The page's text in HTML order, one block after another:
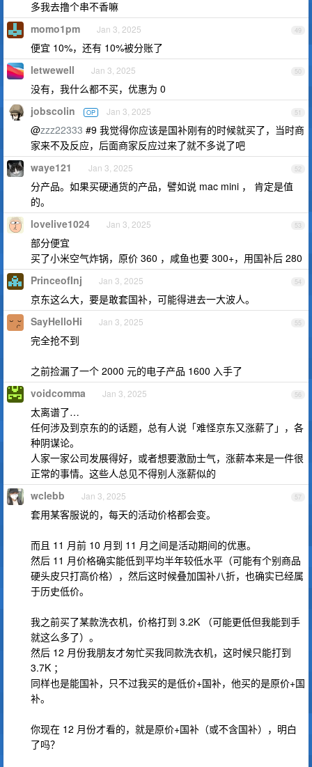
多我去撸个串不香嘛
49
momo1pm Jan 3, 2025
便宜 10%，还有 10%被分账了
50
letwewell Jan 3, 2025
没有，我什么都不买，优惠为 0
51
jobscolin OP Jan 3, 2025
@zzz22333 #9 我觉得你应该是国补刚有的时候就买了，当时商
家来不及反应，后面商家反应过来了就不多说了吧
52
waye121 Jan 3, 2025
分产品。如果买硬通货的产品，譬如说 mac mini ， 肯定是值
的。
53
lovelive1024 Jan 3, 2025
部分便宜
买了小米空气炸锅，原价 360 ，咸鱼也要 300+，用国补后 280
54
PrinceofInj Jan 3, 2025
京东这么大，要是敢套国补，可能得进去一大波人。
55
SayHelloHi Jan 3, 2025
完全抢不到
之前捡漏了一个 2000 元的电子产品 1600 入手了
56
voidcomma Jan 3, 2025
太离谱了…
任何涉及到京东的的话题，总有人说「难怪京东又涨薪了」，各
种阴谋论。
人家一家公司发展得好，或者想要激励士气，涨薪本来是一件很
正常的事情。这些人总见不得别人涨薪似的
57
wclebb Jan 3, 2025
套用某客服说的，每天的活动价格都会变。
而且 11 月前 10 月到 11 月之间是活动期间的优惠。
然后 11 月价格确实能低到平均半年较低水平（可能有个别商品
硬头皮只打高价格），然后这时候叠加国补八折，也确实已经属
于历史低价。
我之前买了某款洗衣机，价格打到 3.2K （可能更低但我能到手
就这么多了）。
然后 12 月份我朋友才匆忙买我同款洗衣机，这时候只能打到
3.7K ；
同样也是能国补，只不过我买的是低价+国补，他买的是原价+国
补。
你现在 12 月份才看的，就是原价+国补（或不含国补），明白
了吗？